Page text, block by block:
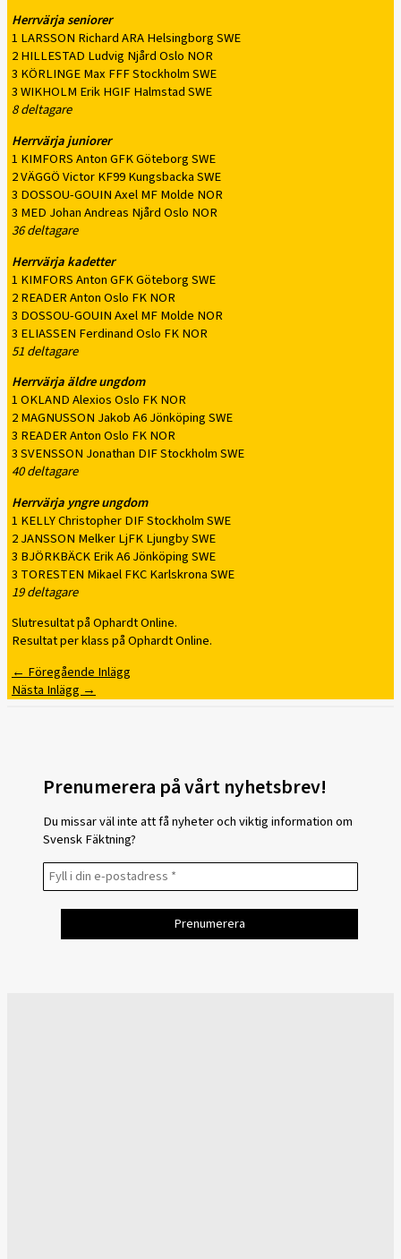
Herrvärja seniorer
1 LARSSON Richard ARA Helsingborg SWE
2 HILLESTAD Ludvig Njård Oslo NOR
3 KÖRLINGE Max FFF Stockholm SWE
3 WIKHOLM Erik HGIF Halmstad SWE
8 deltagare
Herrvärja juniorer
1 KIMFORS Anton GFK Göteborg SWE
2 VÄGGÖ Victor KF99 Kungsbacka SWE
3 DOSSOU-GOUIN Axel MF Molde NOR
3 MED Johan Andreas Njård Oslo NOR
36 deltagare
Herrvärja kadetter
1 KIMFORS Anton GFK Göteborg SWE
2 READER Anton Oslo FK NOR
3 DOSSOU-GOUIN Axel MF Molde NOR
3 ELIASSEN Ferdinand Oslo FK NOR
51 deltagare
Herrvärja äldre ungdom
1 OKLAND Alexios Oslo FK NOR
2 MAGNUSSON Jakob A6 Jönköping SWE
3 READER Anton Oslo FK NOR
3 SVENSSON Jonathan DIF Stockholm SWE
40 deltagare
Herrvärja yngre ungdom
1 KELLY Christopher DIF Stockholm SWE
2 JANSSON Melker LjFK Ljungby SWE
3 BJÖRKBÄCK Erik A6 Jönköping SWE
3 TORESTEN Mikael FKC Karlskrona SWE
19 deltagare
Slutresultat på Ophardt Online.
Resultat per klass på Ophardt Online.
← Föregående Inlägg
Nästa Inlägg →
Prenumerera på vårt nyhetsbrev!
Du missar väl inte att få nyheter och viktig information om
Svensk Fäktning?